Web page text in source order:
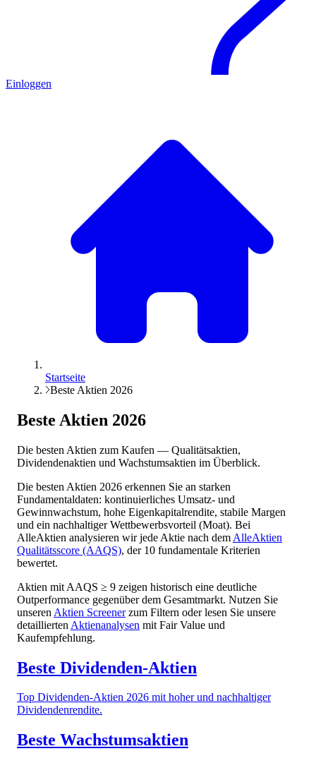
Einloggen
Startseite
Beste Aktien 2026
Beste Aktien 2026
Die besten Aktien zum Kaufen — Qualitätsaktien,
Dividendenaktien und Wachstumsaktien im Überblick.
Die besten Aktien 2026 erkennen Sie an starken
Fundamentaldaten: kontinuierliches Umsatz- und
Gewinnwachstum, hohe Eigenkapitalrendite, stabile Margen
und ein nachhaltiger Wettbewerbsvorteil (Moat). Bei
AlleAktien analysieren wir jede Aktie nach dem AlleAktien
Qualitätsscore (AAQS), der 10 fundamentale Kriterien
bewertet.
Aktien mit AAQS ≥ 9 zeigen historisch eine deutliche
Outperformance gegenüber dem Gesamtmarkt. Nutzen Sie
unseren Aktien Screener zum Filtern oder lesen Sie unsere
detaillierten Aktienanalysen mit Fair Value und
Kaufempfehlung.
Beste Dividenden-Aktien
Top Dividenden-Aktien 2026 mit hoher und nachhaltiger
Dividendenrendite.
Beste Wachstumsaktien